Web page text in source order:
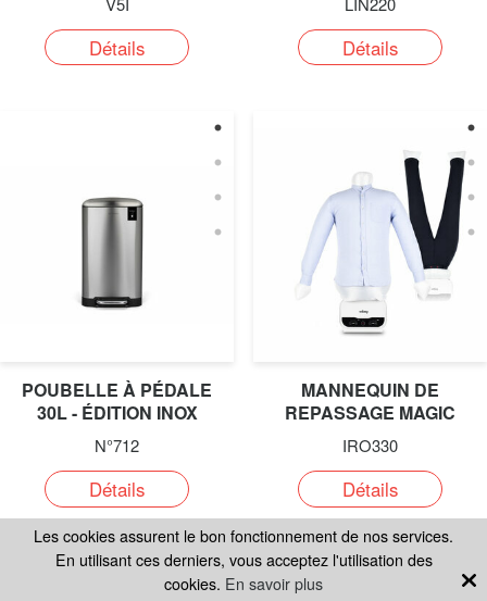
Détails Détails
POUBELLE À PÉDALE
30L - ÉDITION INOX
N°712
Détails
MANNEQUIN DE
REPASSAGE MAGIC
PRESSING + …
IRO330
Détails
Les cookies assurent le bon fonctionnement de nos services.
En utilisant ces derniers, vous acceptez l'utilisation des
cookies. En savoir plus